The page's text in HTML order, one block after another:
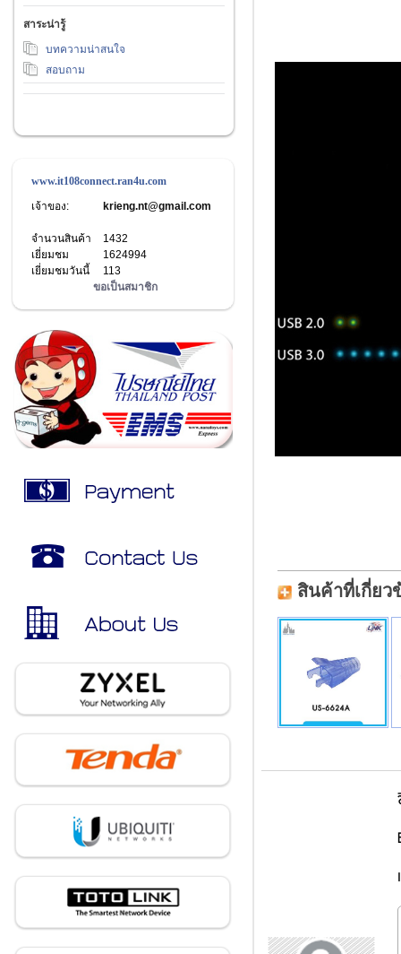
สาระน่ารู้
บทความน่าสนใจ
สอบถาม
www.it108connect.ran4u.com
เจ้าของ:
krieng.nt@gmail.com
จำนวนสินค้า
1432
เยี่ยมชม
1624994
เยี่ยมชมวันนี้
113
ขอเป็นสมาชิก
สินค้าที่เกี่ยว